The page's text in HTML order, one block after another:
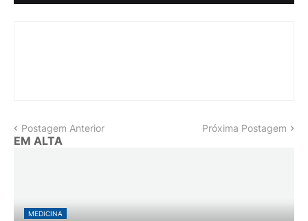
Postagem Anterior Próxima Postagem
EM ALTA
MEDICINA